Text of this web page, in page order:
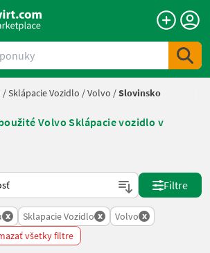
/Sklápacie Vozidlo /Volvo /Slovinsko
Volvo Sklápacie vozidlo v
na Landwirt.com
Filtre
x Sklapacie Vozidlo x Volvo x
všetky filtre